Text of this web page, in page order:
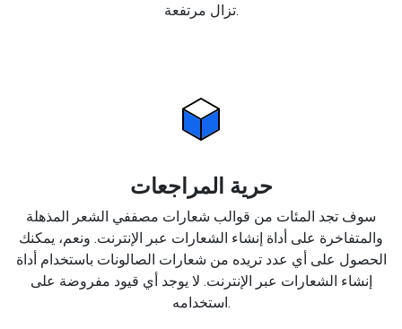
تزال مرتفعة.
حرية المراجعات
سوف تجد المئات من قوالب شعارات مصففي الشعر المذهلة
والمتفاخرة على أداة إنشاء الشعارات عبر الإنترنت. ونعم، يمكنك
الحصول على أي عدد تريده من شعارات الصالونات باستخدام أداة
إنشاء الشعارات عبر الإنترنت. لا يوجد أي قيود مفروضة على
استخدامه.